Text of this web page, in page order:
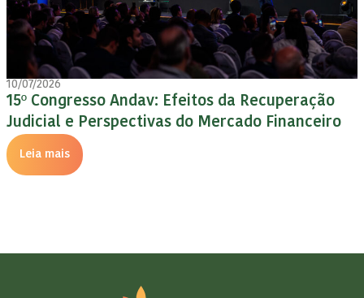
10/07/2026
15º Congresso Andav: Efeitos da Recuperação
Judicial e Perspectivas do Mercado Financeiro
Leia mais